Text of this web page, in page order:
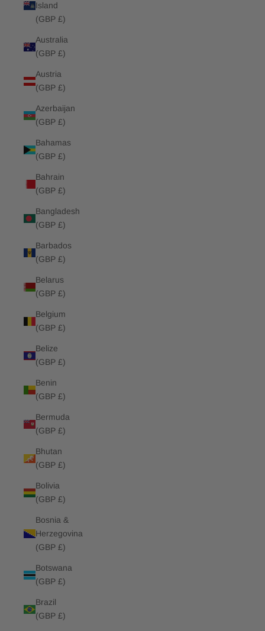
Island
(GBP £)
Australia
(GBP £)
Austria
(GBP £)
Azerbaijan
(GBP £)
Bahamas
(GBP £)
Bahrain
(GBP £)
Bangladesh
(GBP £)
Barbados
(GBP £)
Belarus
(GBP £)
Belgium
(GBP £)
Belize
(GBP £)
Benin
(GBP £)
Bermuda
(GBP £)
Bhutan
(GBP £)
Bolivia
(GBP £)
Bosnia &
Herzegovina
(GBP £)
Botswana
(GBP £)
Brazil
(GBP £)